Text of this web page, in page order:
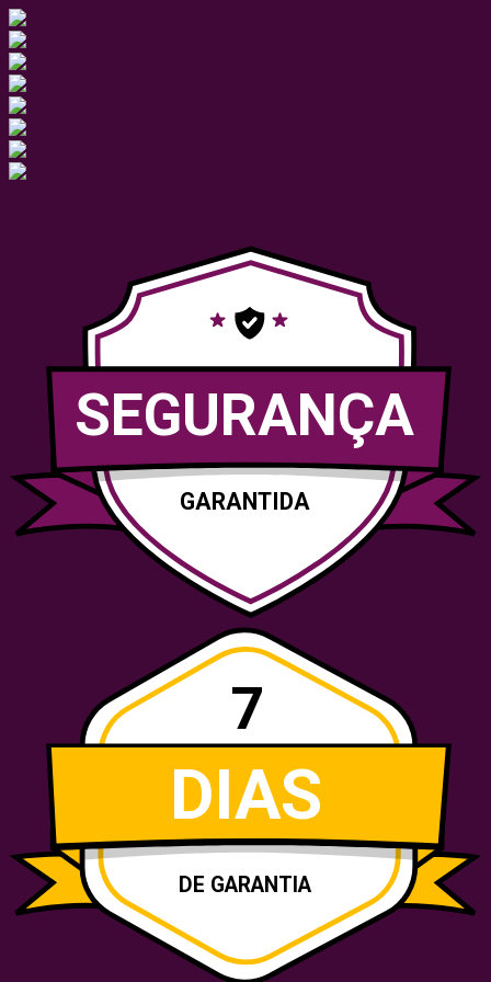
SEGURANÇA
GARANTIDA
7
DIAS
DE GARANTIA